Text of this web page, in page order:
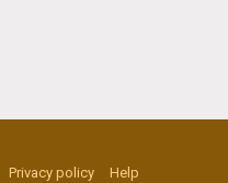
Privacy policy
Help